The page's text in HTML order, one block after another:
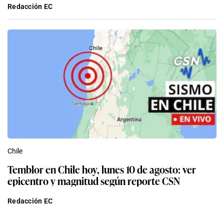
Redacción EC
Chile
Temblor en Chile hoy, lunes 10 de agosto: ver
epicentro y magnitud según reporte CSN
Redacción EC